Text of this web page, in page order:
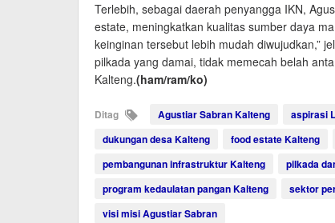
Terlebih, sebagai daerah penyangga IKN,
estate, meningkatkan kualitas sumber daya
keinginan tersebut lebih mudah diwujudkan,”
pilkada yang damai, tidak memecah belah
Kalteng.(ham/ram/ko)
Ditag Agustiar Sabran Kalteng aspirasi
dukungan desa Kalteng
food estate Kalteng
pembangunan infrastruktur Kalteng
pilkada
program kedaulatan pangan Kalteng
sektor
visi misi Agustiar Sabran